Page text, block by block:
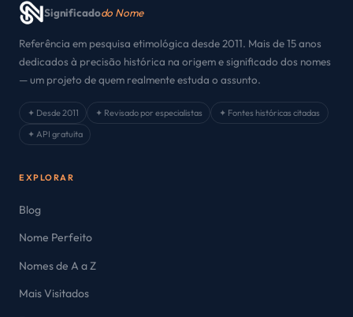
Significadodo Nome
Referência em pesquisa etimológica desde 2011. Mais de 15 anos
dedicados à precisão histórica na origem e significado dos nomes
— um projeto de quem realmente estuda o assunto.
✦ Desde 2011 ✦ Revisado por especialistas
✦ Fontes históricas citadas
✦ API gratuita
EXPLORAR
Blog
Nome Perfeito
Nomes de A a Z
Mais Visitados